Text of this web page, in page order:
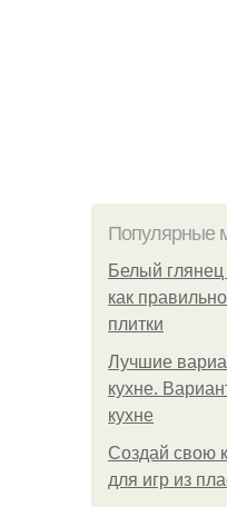
Популярные
Белый глянец
как
плитки
Лучшие
кухне.
кухне
Создай свою
для игр из